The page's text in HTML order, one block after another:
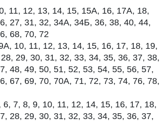
11, 12, 13, 14, 15, 15А, 16, 17А, 18,
27, 31, 32, 34А, 34Б, 36, 38, 40, 44,
68, 70, 72
10, 11, 12, 13, 14, 15, 16, 17, 18, 19,
29, 30, 31, 32, 33, 34, 35, 36, 37, 38,
48, 49, 50, 51, 52, 53, 54, 55, 56, 57,
67, 69, 70, 70А, 71, 72, 73, 74, 76, 78,
6, 7, 8, 9, 10, 11, 12, 14, 15, 16, 17, 18,
28, 29, 30, 31, 32, 33, 34, 35, 36, 37,